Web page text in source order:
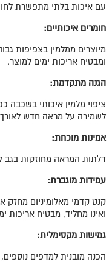
עם איכות בלתי מתפשרת
חומרים איכותיים:
ומבטיח אריכות ימים למוצר.
הגנה מתקדמת:
ציפוי מלמין איכותי בשכבה
לשמירה על מראה חדש לאורך
אמינות מוכחת:
דלתות המראה מחוזקות בגב 17 מ"מ לבטיחות מירבית.
עמידות מוגברת:
קנט קדמי מאלומיניום מחזק
ואינו מחליד, מבטיח אריכות
גמישות מקסימלית:
הכנה מובנית למדפים